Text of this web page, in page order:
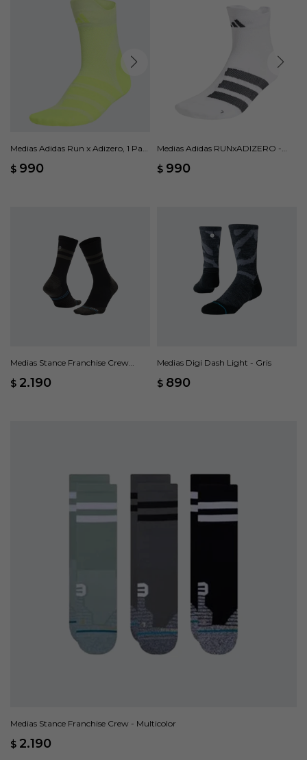
Medias Adidas Run x Adizero, 1 Par
$ 990
Medias Adidas RUNxADIZERO -
$ 990
Medias Stance Franchise Crew
$ 2.190
Medias Digi Dash Light - Gris
$ 890
Medias Stance Franchise Crew - Multicolor
$ 2.190